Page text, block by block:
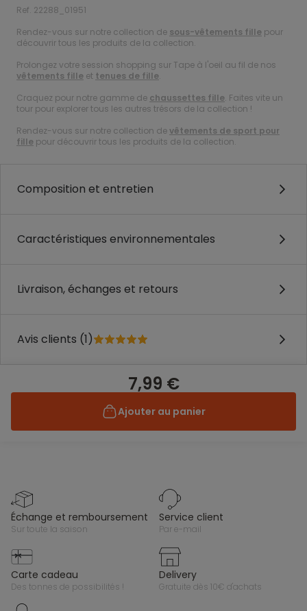
Ref. 22288_01951
Rendez-vous sur notre collection de sous-vêtements fille pour
découvrir tous les produits de la collection.
Prolongez votre session shopping sur Tape à l'oeil au fil de nos
vêtements fille et tenues de fille.
Craquez pour notre gamme de chaussettes fille. Faites vite un
tour pour explorer tous les autres trésors de la collection !
Rendez-vous sur notre collection devêtements de sport pour
fille pour découvrir tous les produits de la collection.
Composition et entretien
Caractéristiques environnementales
Livraison, échanges et retours
Avis clients (1)
7,99 €
Ajouter au panier
échange et remboursement
sur toute la saison
service client
par e-mail
carte cadeau
des tonnes de possibilités !
delivery
gratuite dès 10€ d'achats